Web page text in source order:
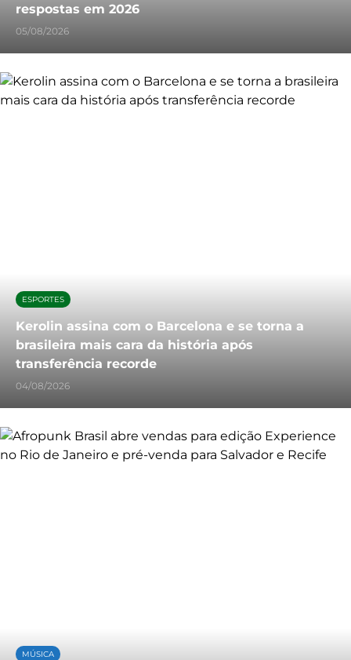
respostas em 2026
05/08/2026
ESPORTES
Kerolin assina com o Barcelona e se torna a
brasileira mais cara da história após
transferência recorde
04/08/2026
MÚSICA